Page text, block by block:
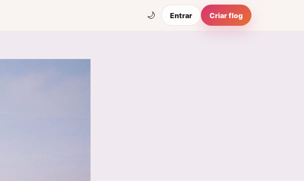
🌙 Entrar Criar flog